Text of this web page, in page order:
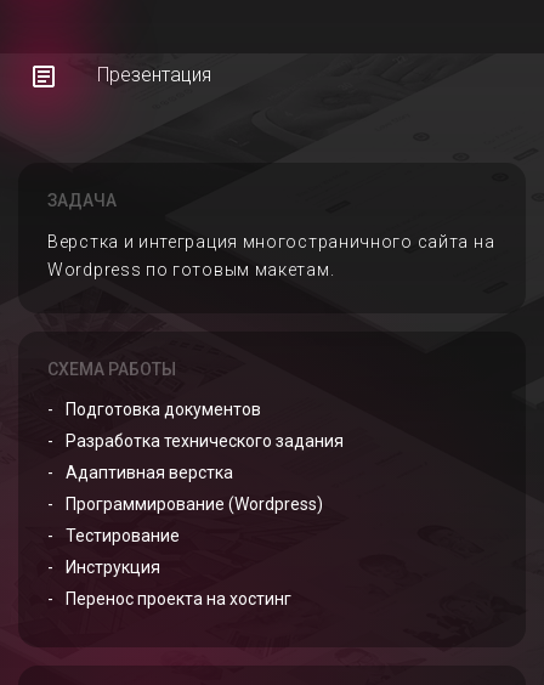
Презентация
ЗАДАЧА
Верстка и интеграция многостраничного сайта на
Wordpress по готовым макетам.
СХЕМА РАБОТЫ
Подготовка документов
Разработка технического задания
Адаптивная верстка
Программирование (Wordpress)
Тестирование
Инструкция
Перенос проекта на хостинг